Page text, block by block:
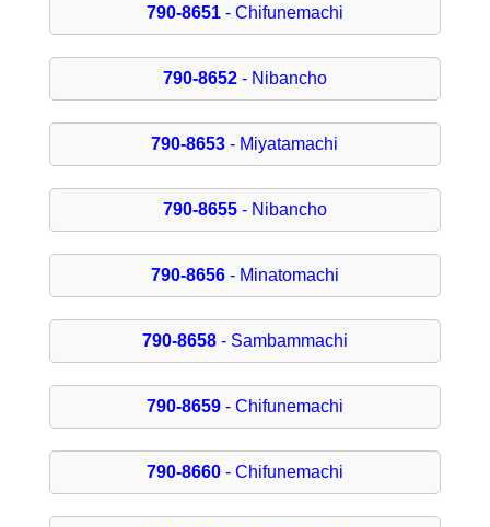
790-8651- Chifunemachi
790-8652- Nibancho
790-8653 - Miyatamachi
790-8655- Nibancho
790-8656- Minatomachi
790-8658- Sambammachi
790-8659- Chifunemachi
790-8660- Chifunemachi